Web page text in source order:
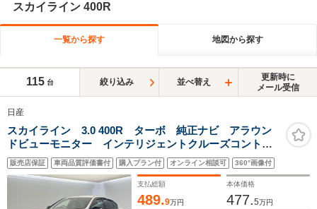
スカイライン 400R
一覧から探す 地図から探す
115 台 絞り込み 並べ替え
更新時に
メール受信
日産
スカイライン 3.0 400R ターボ 純正ナビ アラウン
ドビューモニター インテリジェントクルーズコントロ
ール シートヒーター メモリー機能付きパワーシー
ト 純正19インチアルミホイール LEDヘッドライト
純正革巻きステアリング
販売店保証 車両品質評価書付 購入プラン付 オンライン相談可 360°画像付
支払総額
489.9万円
本体価格
477.5万円